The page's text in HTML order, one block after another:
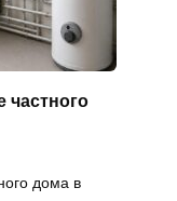
частного
дома в